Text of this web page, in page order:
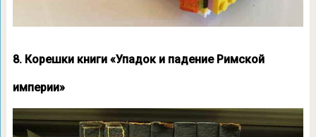
8. Корешки книги «Упадок и падение Римской
империи»